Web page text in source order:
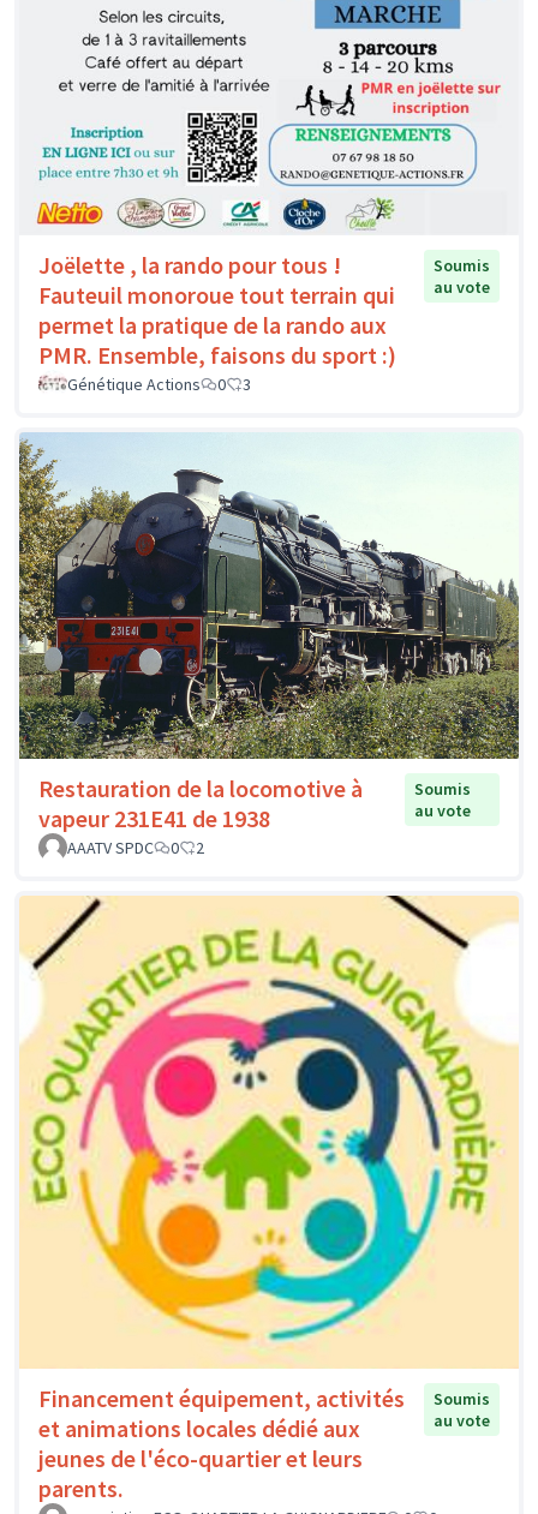
Joëlette , la rando pour tous !
Fauteuil monoroue tout terrain qui
permet la pratique de la rando aux
PMR. Ensemble, faisons du sport :)
Soumis
au vote
Génétique Actions 0 3
Restauration de la locomotive à
vapeur 231E41 de 1938
Soumis
au vote
AAATV SPDC
0 2
Financement équipement, activités
et animations locales dédié aux
jeunes de l'éco-quartier et leurs
parents.
Soumis
au vote